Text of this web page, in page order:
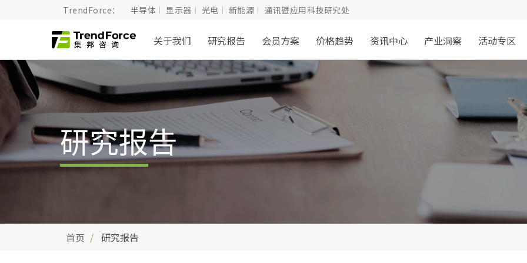
TrendForce： 半导体 显示器 光电 新能源 通讯暨应用科技研究处
关于我们 研究报告 会员方案 价格趋势 资讯中心 产业洞察 活动专区
研究报告
首页 研究报告